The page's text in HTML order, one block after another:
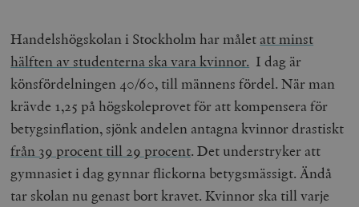
Handelshögskolan i Stockholm har målet att minst
hälften av studenterna ska vara kvinnor. I dag är
könsfördelningen 40/60, till männens fördel. När man
krävde 1,25 på högskoleprovet för att kompensera för
betygsinflation, sjönk andelen antagna kvinnor drastiskt
från 39 procent till 29 procent. Det understryker att
gymnasiet i dag gynnar flickorna betygsmässigt. Ändå
tar skolan nu genast bort kravet. Kvinnor ska till varje